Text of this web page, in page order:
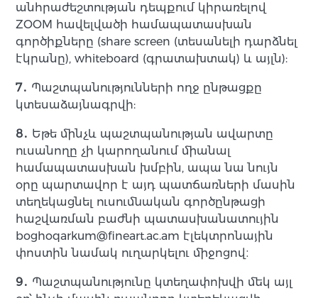
անհրաժեշտության դեպքում կիրառելով
ZOOM հավելվածի համապատասխան
գործիքները (share screen (տեսանելի դարձնել
էկրանը), whiteboard (գրատախտակ) և այլն):
7․ Պաշտպանությունների ողջ ընթացքը
կտեսաձայնագրվի:
8․ Եթե մինչև պաշտպանության ավարտը
ուսանողը չի կարողանում միանալ
համապատասխան խմբին, ապա նա նույն
օրը պարտավոր է այդ պատճառների մասին
տեղեկացնել ուսումնական գործընթացի
հաշվառման բաժնի պատասխանատույին
boghoqarkum@fineart.ac.am էլեկտրոնային
փոստին նամակ ուղարկելու միջոցով։
9․ Պաշտպանությունը կտեղափոխվի մեկ այլ